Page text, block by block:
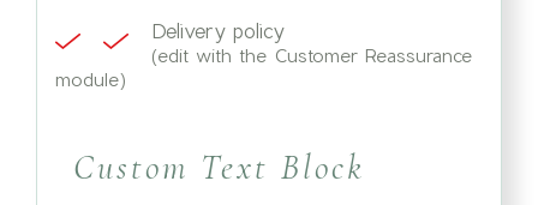
Delivery policy
(edit with the Customer Reassurance
module)
Custom Text Block